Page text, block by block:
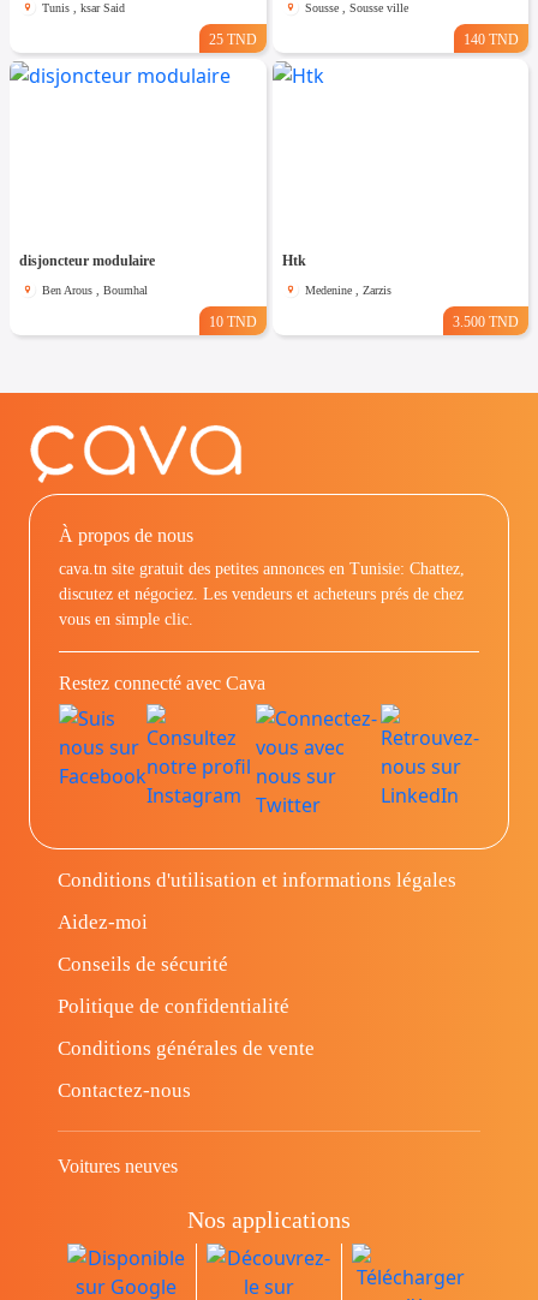
Tunis , ksar Said
25 TND
Sousse , Sousse ville
140 TND
disjoncteur modulaire
Ben Arous , Boumhal
10 TND
Htk
Medenine , Zarzis
3.500 TND
À propos de nous
cava.tn site gratuit des petites annonces en Tunisie: Chattez,
discutez et négociez. Les vendeurs et acheteurs prés de chez
vous en simple clic.
Restez connecté avec Cava
Conditions d'utilisation et informations légales
Aidez-moi
Conseils de sécurité
Politique de confidentialité
Conditions générales de vente
Contactez-nous
Voitures neuves
Nos applications